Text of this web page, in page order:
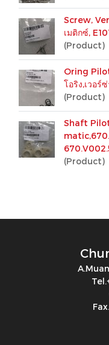
Screw,
เมติกซ์,
(Product)
Oring
โอริง,เวอร์
(Product)
Shaft
(Product)